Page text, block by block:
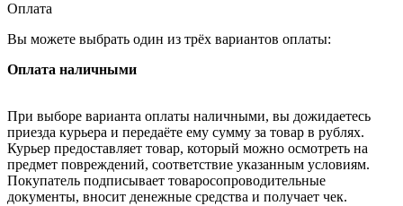
Оплата
Вы можете выбрать один из трёх вариантов оплаты:
Оплата наличными
При выборе варианта оплаты наличными, вы дожидаетесь
приезда курьера и передаёте ему сумму за товар в рублях.
Курьер предоставляет товар, который можно осмотреть на
предмет повреждений, соответствие указанным условиям.
Покупатель подписывает товаросопроводительные
документы, вносит денежные средства и получает чек.